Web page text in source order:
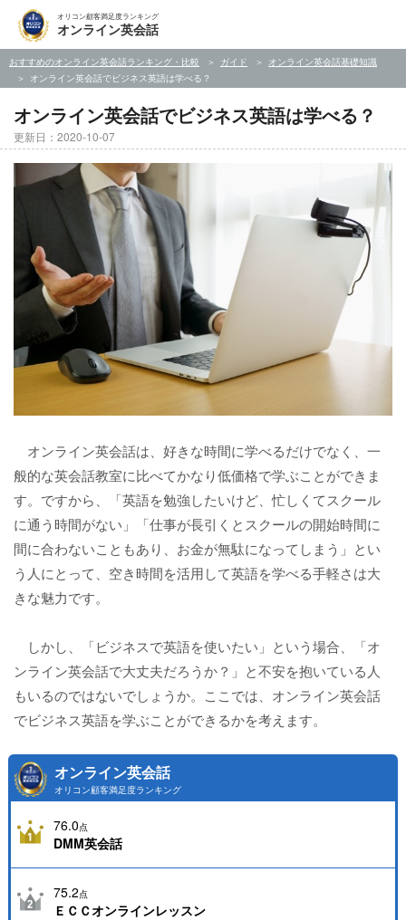
オリコン顧客満足度ランキング
オンライン英会話
おすすめのオンライン英会話ランキング・比較 ガイド
オンライン英会話基礎知識
オンライン英会話でビジネス英語は学べる？
オンライン英会話でビジネス英語は学べる？
更新日：2020-10-07
オンライン英会話は、好きな時間に学べるだけでなく、一
般的な英会話教室に比べてかなり低価格で学ぶことができま
す。ですから、「英語を勉強したいけど、忙しくてスクール
に通う時間がない」「仕事が長引くとスクールの開始時間に
間に合わないこともあり、お金が無駄になってしまう」とい
う人にとって、空き時間を活用して英語を学べる手軽さは大
きな魅力です。
しかし、「ビジネスで英語を使いたい」という場合、「オ
ンライン英会話で大丈夫だろうか？」と不安を抱いている人
もいるのではないでしょうか。ここでは、オンライン英会話
でビジネス英語を学ぶことができるかを考えます。
オンライン英会話
オリコン顧客満足度ランキング
76.0点
DMM英会話
75.2点
ＥＣＣオンラインレッスン